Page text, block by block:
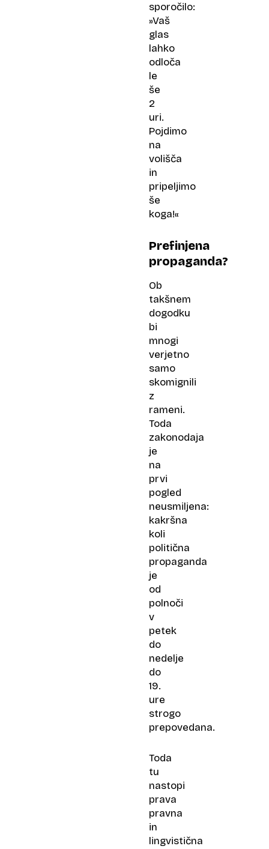
sporočilo:
»Vaš
glas
lahko
odloča
le
še
2
uri.
Pojdimo
na
volišča
in
pripeljimo
še
koga!«
Prefinjena
propaganda?
Ob
takšnem
dogodku
bi
mnogi
verjetno
samo
skomignili
z
rameni.
Toda
zakonodaja
je
na
prvi
pogled
neusmiljena:
kakršna
koli
politična
propaganda
je
od
polnoči
v
petek
do
nedelje
do
19.
ure
strogo
prepovedana.
Toda
tu
nastopi
prava
pravna
in
lingvistična